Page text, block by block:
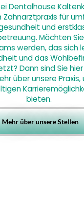
Dentalhouse
Zahnarztpraxis für
und
Möchten
werden, das sich
und das
Dann sind Sie
über unsere
bieten.
Mehr über unsere Stellen